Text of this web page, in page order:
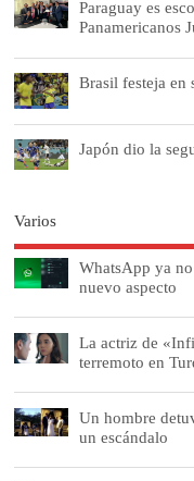
Paraguay es
Panamericanos
Brasil festeja en
Japón dio la
Varios
WhatsApp ya
nuevo aspecto
La actriz de
terremoto en
Un hombre
un escándalo